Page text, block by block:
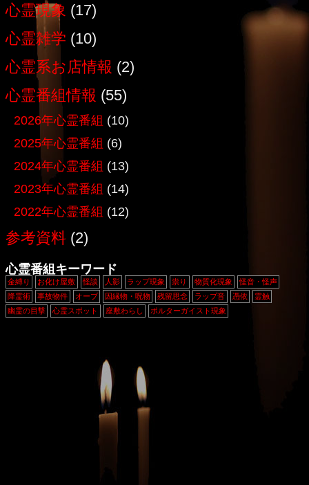
心霊現象 (17)
心霊雑学 (10)
心霊系お店情報 (2)
心霊番組情報 (55)
2026年心霊番組 (10)
2025年心霊番組 (6)
2024年心霊番組 (13)
2023年心霊番組 (14)
2022年心霊番組 (12)
参考資料 (2)
心霊番組キーワード
金縛り お化け屋敷 怪談 人影 ラップ現象 祟り 物質化現象
怪音・怪声
降霊術
事故物件 オーブ 因縁物・呪物 残留思念 ラップ音 憑依
霊触
幽霊の目撃
心霊スポット 座敷わらし ポルターガイスト現象